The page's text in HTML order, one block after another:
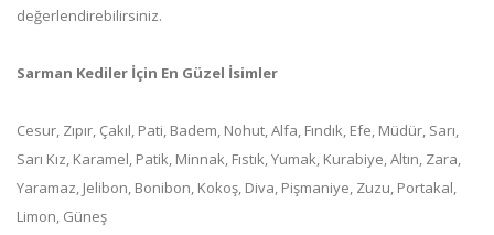
değerlendirebilirsiniz.
Sarman Kediler İçin En Güzel İsimler
Cesur, Zıpır, Çakıl, Pati, Badem, Nohut, Alfa, Fındık, Efe, Müdür, Sarı,
Sarı Kız, Karamel, Patik, Minnak, Fıstık, Yumak, Kurabiye, Altın, Zara,
Yaramaz, Jelibon, Bonibon, Kokoş, Diva, Pişmaniye, Zuzu, Portakal,
Limon, Güneş